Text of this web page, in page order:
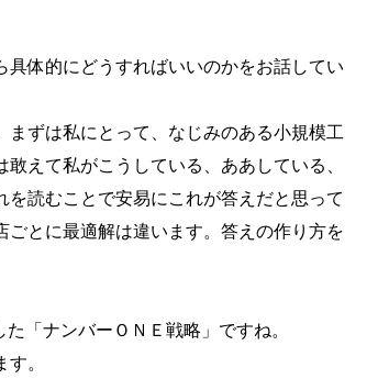
体的にどうすればいいのかをお話してい
ずは私にとって、なじみのある小規模工
えて私がこうしている、ああしている、
読むことで安易にこれが答えだと思って
とに最適解は違います。答えの作り方を
「ナンバーＯＮＥ戦略」ですね。
。